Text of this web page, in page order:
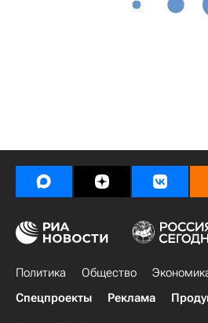
Политика Общество
Спецпроекты
Реклама